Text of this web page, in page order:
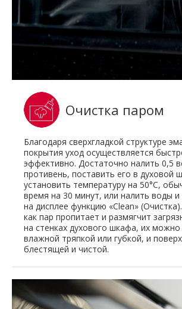
Очистка паром
Благодаря сверхгладкой структуре
покрытия уход осуществляется
эффективно. Достаточно налить 0,5
противень, поставить его в духовой
установить температуру на 50°C,
время на 30 минут, или налить воды и
на дисплее функцию «Clean»
как пар пропитает и размягчит
на стенках духового шкафа, их
влажной тряпкой или губкой, и
блестящей и чистой.